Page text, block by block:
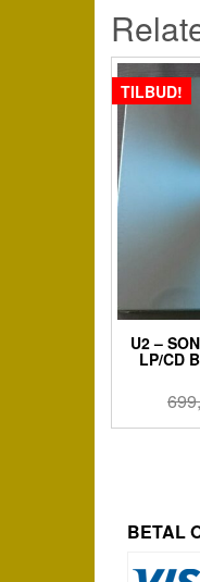
TILBUD!
U2 ‎–
LP/CD
BETAL